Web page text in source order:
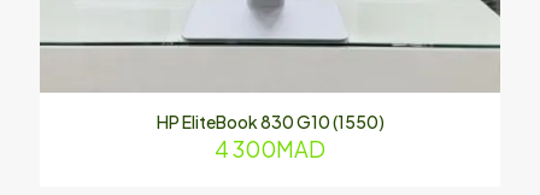
HP EliteBook 830 G10 (1550)
4 300MAD